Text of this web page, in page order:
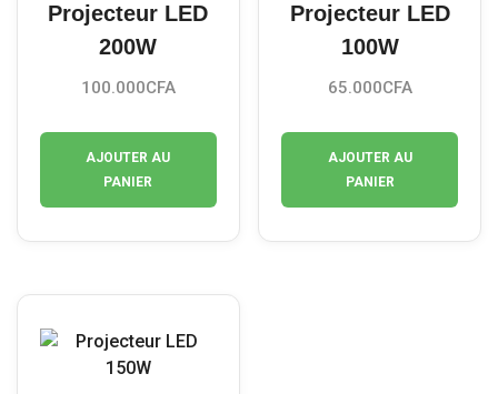
Projecteur LED
200W
100.000CFA
AJOUTER AU
PANIER
Projecteur LED
100W
65.000CFA
AJOUTER AU
PANIER